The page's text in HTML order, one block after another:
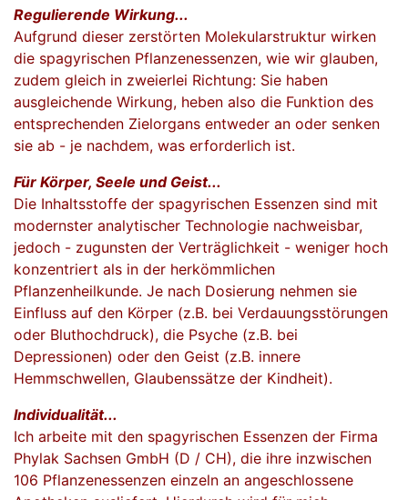
Regulierende Wirkung...
Aufgrund dieser zerstörten Molekularstruktur wirken
die spagyrischen Pflanzenessenzen, wie wir glauben,
zudem gleich in zweierlei Richtung: Sie haben
ausgleichende Wirkung, heben also die Funktion des
entsprechenden Zielorgans entweder an oder senken
sie ab - je nachdem, was erforderlich ist.
Für Körper, Seele und Geist...
Die Inhaltsstoffe der spagyrischen Essenzen sind mit
modernster analytischer Technologie nachweisbar,
jedoch - zugunsten der Verträglichkeit - weniger hoch
konzentriert als in der herkömmlichen
Pflanzenheilkunde. Je nach Dosierung nehmen sie
Einfluss auf den Körper (z.B. bei Verdauungsstörungen
oder Bluthochdruck), die Psyche (z.B. bei
Depressionen) oder den Geist (z.B. innere
Hemmschwellen, Glaubenssätze der Kindheit).
Individualität...
Ich arbeite mit den spagyrischen Essenzen der Firma
Phylak Sachsen GmbH (D / CH), die ihre inzwischen
106 Pflanzenessenzen einzeln an angeschlossene